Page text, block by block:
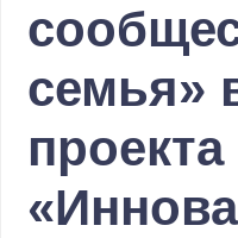
семья»
проекта